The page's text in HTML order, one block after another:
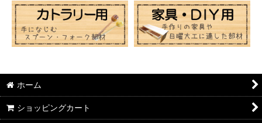
ホーム
ショッピングカート